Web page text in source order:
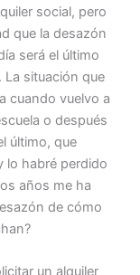
social, pero
que la desazón
será el último
La situación que
cuando vuelvo a
o después
último, que
lo habré perdido
años me ha
de cómo
un alquiler